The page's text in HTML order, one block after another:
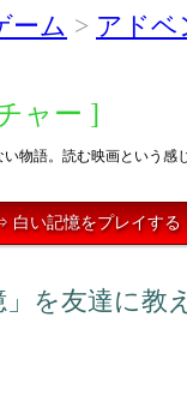
ーム > アドベ
ャー ]
物語。読む映画という感
白い記憶をプレイする
を友達に教